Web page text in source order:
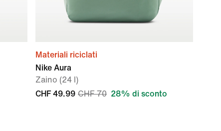
Materiali riciclati
Nike Aura
Zaino (24 l)
CHF 49.99 CHF 70 28% di sconto